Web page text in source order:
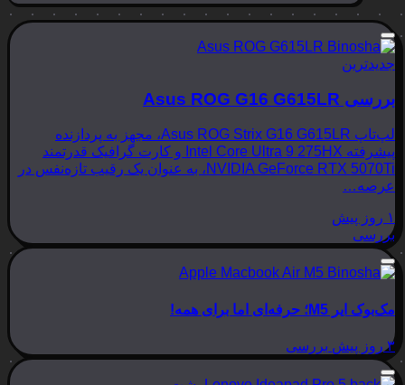
جدیدترین
بررسی Asus ROG G16 G615LR
لپ‌تاپ Asus ROG Strix G16 G615LR، مجهز به پردازنده
پیشرفته Intel Core Ultra 9 275HX و کارت گرافیک قدرتمند
NVIDIA GeForce RTX 5070Ti، به عنوان یک رقیب تازه‌نفس در
عرصه…
۱ روز پیش
بررسی
مک‌بوک ایر M5؛ حرفه‌ای اما برای همه!
۳ روز پیش بررسی